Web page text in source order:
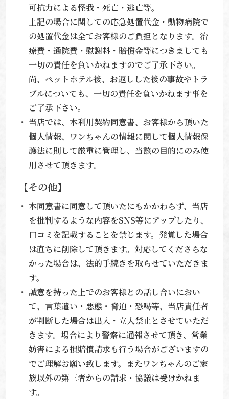
可抗力による怪我・死亡・逃亡等。
上記の場合に関しての応急処置代金・動物病院で
の処置代金は全てお客様のご負担となります。治
療費・通院費・慰謝料・賠償金等につきましても
一切の責任を負いかねますのでご了承下さい。
尚、ペットホテル後、お返しした後の事故やトラ
ブルについても、一切の責任を負いかねます事を
ご了承下さい。
当店では、本利用契約同意書、お客様から頂いた
個人情報、ワンちゃんの情報に関して個人情報保
護法に則して厳重に管理し、当該の目的にのみ使
用させて頂きます。
【その他】
本同意書に同意して頂いたにもかかわらず、当店
を批判するような内容をSNS等にアップしたり、
口コミを記載することを禁じます。発覚した場合
は直ちに削除して頂きます。対応してくださらな
かった場合は、法的手続きを取らせていただきま
す。
誠意を持った上でのお客様との話し合いにおい
て、言葉遣い・悪態・脅迫・恐喝等、当店責任者
が判断した場合は出入・立入禁止とさせていただ
きます。場合により警察に通報させて頂き、営業
妨害による損賠償請求も行う場合がございますの
でご理解お願い致します。またワンちゃんのご家
族以外の第三者からの請求・協議は受けかねま
す。